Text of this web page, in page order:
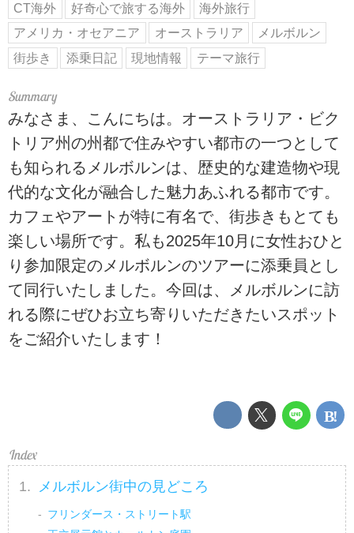
CT海外 好奇心で旅する海外
海外旅行
アメリカ・オセアニア
オーストラリア
メルボルン
街歩き
添乗日記 現地情報 テーマ旅行
みなさま、こんにちは。オーストラリア・ビク
トリア州の州都で住みやすい都市の一つとして
も知られるメルボルンは、歴史的な建造物や現
代的な文化が融合した魅力あふれる都市です。
カフェやアートが特に有名で、街歩きもとても
楽しい場所です。私も2025年10月に女性おひと
り参加限定のメルボルンのツアーに添乗員とし
て同行いたしました。今回は、メルボルンに訪
れる際にぜひお立ち寄りいただきたいスポット
をご紹介いたします！
メルボルン街中の見どころ
フリンダース・ストリート駅